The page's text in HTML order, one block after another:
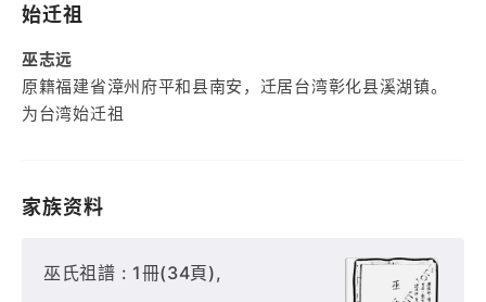
始迁祖
巫志远
原籍福建省漳州府平和县南安，迁居台湾彰化县溪湖镇。
为台湾始迁祖
家族资料
巫氏祖譜 : 1冊(34頁),